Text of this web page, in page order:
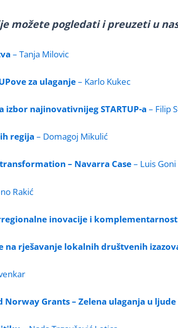
možete pogledati i preuzeti u
– Tanja Milovic
za ulaganje– Karlo Kukec
najinovativnijeg STARTUP-a – Filip
regija – Domagoj Mikulić
– Navarra Case– Luis
Rakić
inovacije i
rješavanje lokalnih društvenih
Norway Grants – Zelena ulaganja u